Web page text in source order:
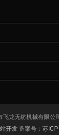
飞龙无纺机械有限公
开发 备案号： 苏